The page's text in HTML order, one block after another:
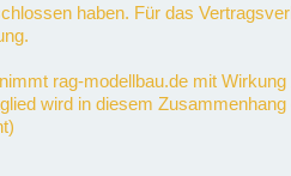
haben. Für das
rag-modellbau.de mit Wirkung
wird in diesem